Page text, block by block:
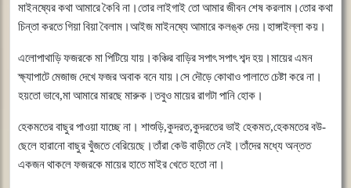
মাইনষ্যেরকথাআমারেকৈবিনা।তোরলাইগাইতোআমারজীবনশেষকরলাম।তোরকথা
চিন্তাকরতেগিয়াবিয়াবৈলাম।আইজমাইনষ্যেআমারেকলঙ্কদেয়।হাঙ্গাইল্লাকয়।
এলোপাথাড়িফজরকেমাপিটিয়েযায়।কঞ্চিরবাড়িরসপাৎসপাৎশব্দহয়।মায়েরএমন
ক্ষ্যাপাটেমেজাজদেখেফজরঅবাকবনেযায়।সেদৌড়েকোথাওপালাতেচেষ্টাকরেনা।
হয়তোভাবে,মাআমারেমারছেমারুক।তবুওমায়েররাগটাপানিহোক।
হেকমতেরবাছুরপাওয়াযাচ্ছেনা। শাশুড়ি,কুদরত,কুদরতেরভাইহেকমত,হেকমতেরবউ-
ছেলেহারানোবাছুরখুঁজতেবেরিয়েছে।তাঁরাকেউবাড়ীতেনেই।তাঁদেরমধ্যেঅন্তত
একজনথাকলেফজরকেমায়েরহাতেমাইরখেতেহতোনা।